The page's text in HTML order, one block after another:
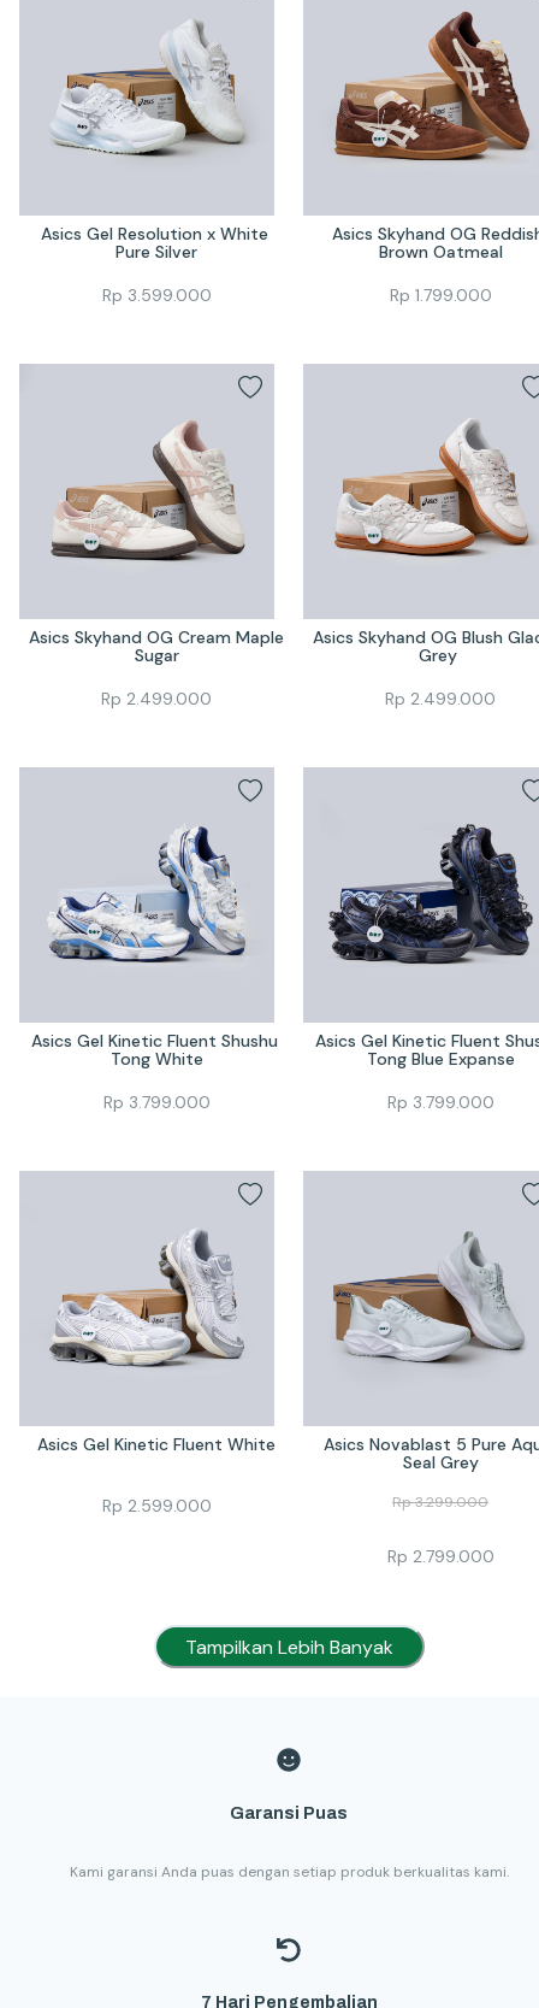
Asics Gel Resolution x White
Pure Silver
Rp 3.599.000
Asics Skyhand OG
Brown Oatmeal
Rp 1.799.000
Asics Skyhand OG Cream Maple
Sugar
Rp 2.499.000
Asics Skyhand OG Blush
Grey
Rp 2.499.000
Asics Gel Kinetic Fluent Shushu
Tong White
Rp 3.799.000
Asics Gel Kinetic Fluent
Tong Blue Expanse
Rp 3.799.000
Asics Gel Kinetic Fluent White
Rp 2.599.000
Asics Novablast 5 Pure
Seal Grey
Rp3.299.000
Rp 2.799.000
Tampilkan Lebih Banyak
Garansi Puas
Kami garansi Anda puas dengan setiap produk berkualitas kami.
7 Hari Pengembalian